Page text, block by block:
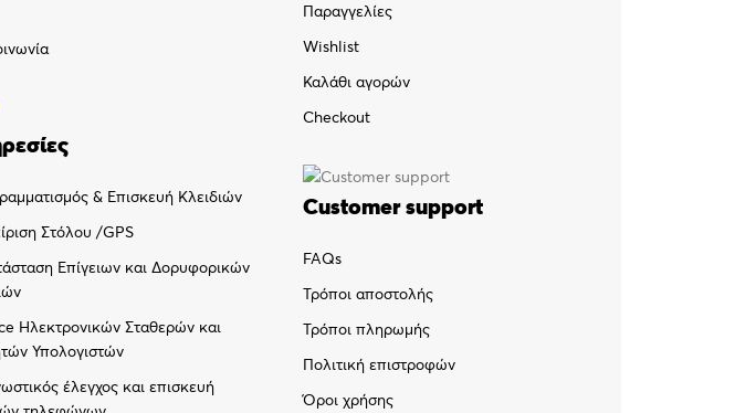
& Επισκευή Κλειδιών
Στόλου /GPS
Επίγειων και Δορυφορικών
Ηλεκτρονικών Σταθερών και
Υπολογιστών
έλεγχος και επισκευή
Παραγγελίες
Wishlist
Καλάθι αγορών
Checkout
Customer support
FAQs
Τρόποι αποστολής
Τρόποι πληρωμής
Πολιτική επιστροφών
Όροι χρήσης